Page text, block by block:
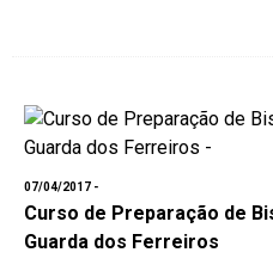
07/04/2017 -
Curso de Preparação de
Guarda dos Ferreiros